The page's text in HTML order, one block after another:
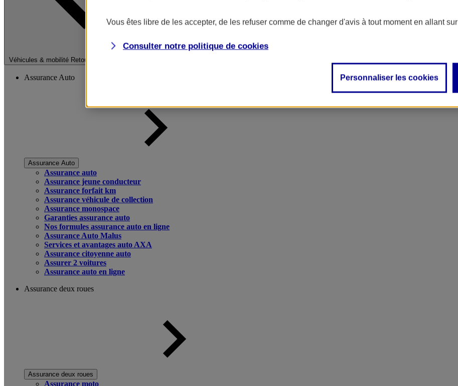
Véhicules & mobilité Retour à la section précédente
Fermer le menu principal
Assurance Auto
Assurance Auto
Assurance auto
Assurance jeune conducteur
Assurance forfait km
Assurance véhicule de collection
Assurance monospace
Garanties assurance auto
Nos formules assurance auto en ligne
Assurance Auto Malus
Services et avantages auto AXA
Assurance citoyenne auto
Assurer 2 voitures
Assurance auto en ligne
Assurance deux roues
Assurance deux roues
Assurance moto
Vous êtes libre de les accepter, de les refuser comme de changer d'avis à tout moment en allant sur
Consulter notre politique de cookies
Personnaliser les cookies